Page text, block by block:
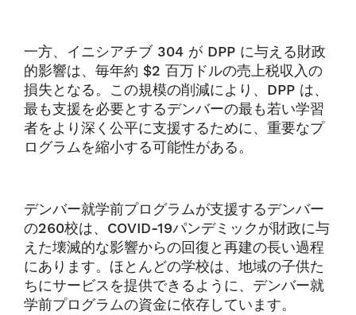
一方、イニシアチブ 304 が DPP に与える財政
的影響は、毎年約 $2 百万ドルの売上税収入の
損失となる。この規模の削減により、DPP は、
最も支援を必要とするデンバーの最も若い学習
者をより深く公平に支援するために、重要なプ
ログラムを縮小する可能性がある。
デンバー就学前プログラムが支援するデンバー
の260校は、COVID-19パンデミックが財政に与
えた壊滅的な影響からの回復と再建の長い過程
にあります。ほとんどの学校は、地域の子供た
ちにサービスを提供できるように、デンバー就
学前プログラムの資金に依存しています。